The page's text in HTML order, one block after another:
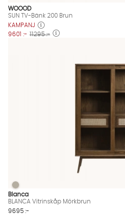
WOOOD
SUN TV-Bänk 200 Brun
KAMPANJ
9601 :- 11295 :-
BLANCA Vitrinskåp Mörkbrun
BLANCA Vitrinskåp Mörkbrun
Blanca
BLANCA Vitrinskåp Mörkbrun
9695 :-